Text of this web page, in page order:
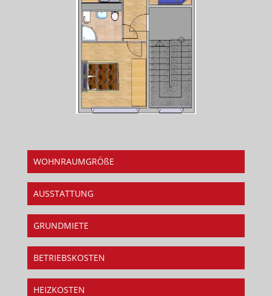
WOHNRAUMGRÖßE
AUSSTATTUNG
GRUNDMIETE
BETRIEBSKOSTEN
HEIZKOSTEN